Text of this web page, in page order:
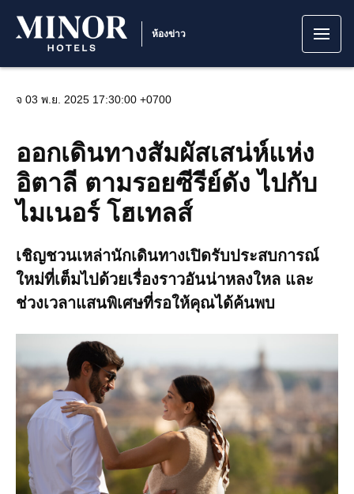
ห้องข่าว
จ 03 พ.ย. 2025 17:30:00 +0700
ออกเดินทางสัมผัสเสน่ห์แห่ง
อิตาลี ตามรอยซีรีย์ดัง ไปกับ
ไมเนอร์ โฮเทลส์
เชิญชวนเหล่านักเดินทางเปิดรับประสบการณ์
ใหม่ที่เต็มไปด้วยเรื่องราวอันน่าหลงใหล และ
ช่วงเวลาแสนพิเศษที่รอให้คุณได้ค้นพบ